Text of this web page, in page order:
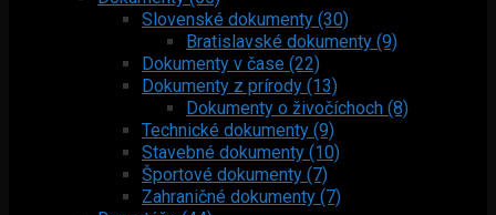
Slovenské dokumenty (30)
Bratislavské dokumenty (9)
Dokumenty v čase (22)
Dokumenty z prírody (13)
Dokumenty o živočíchoch (8)
Technické dokumenty (9)
Stavebné dokumenty (10)
Športové dokumenty (7)
Zahraničné dokumenty (7)